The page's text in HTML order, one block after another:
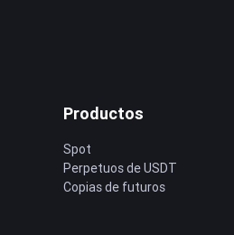
Productos
Spot
Perpetuos de USDT
Copias de futuros